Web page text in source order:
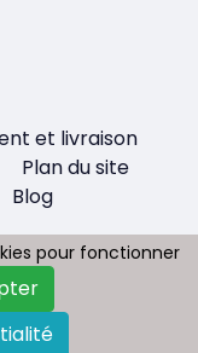
et livraison
Plan du site
Blog
réservés
pour fonctionner
pour fonctionner